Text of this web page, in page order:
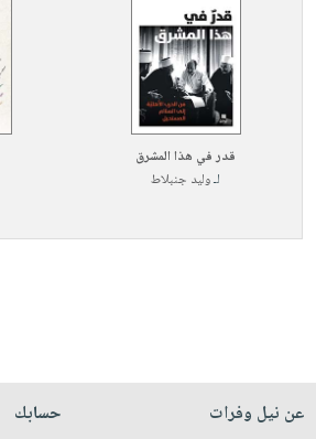
قدر في هذا المشرق
لـوليد جنبلاط
عن نيل وفرات
حسابك